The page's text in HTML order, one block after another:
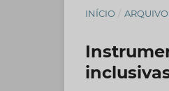
INÍCIO /